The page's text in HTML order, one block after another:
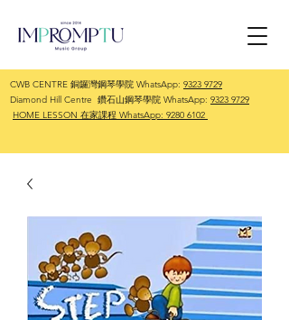
CWB CENTRE 銅鑼灣鋼琴學院 WhatsApp: 9323 9729
Diamond Hill Centre 鑽石山鋼琴學院 WhatsApp: 9323 9729
HOME LESSON 在家課程 WhatsApp: 9280 6102